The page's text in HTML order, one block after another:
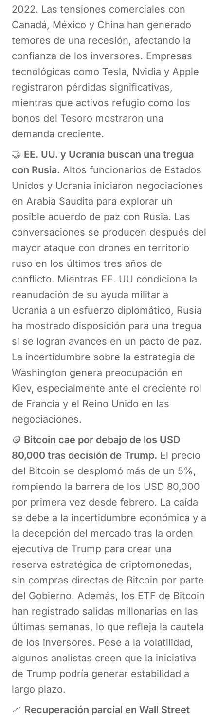
2022. Las tensiones comerciales con
Canadá, México y China han generado
temores de una recesión, afectando la
confianza de los inversores. Empresas
tecnológicas como Tesla, Nvidia y Apple
registraron pérdidas significativas,
mientras que activos refugio como los
bonos del Tesoro mostraron una
demanda creciente.
🤝 EE. UU. y Ucrania buscan una tregua
con Rusia. Altos funcionarios de Estados
Unidos y Ucrania iniciaron negociaciones
en Arabia Saudita para explorar un
posible acuerdo de paz con Rusia. Las
conversaciones se producen después del
mayor ataque con drones en territorio
ruso en los últimos tres años de
conflicto. Mientras EE. UU condiciona la
reanudación de su ayuda militar a
Ucrania a un esfuerzo diplomático, Rusia
ha mostrado disposición para una tregua
si se logran avances en un pacto de paz.
La incertidumbre sobre la estrategia de
Washington genera preocupación en
Kiev, especialmente ante el creciente rol
de Francia y el Reino Unido en las
negociaciones.
🪙 Bitcoin cae por debajo de los USD
80,000 tras decisión de Trump. El precio
del Bitcoin se desplomó más de un 5%,
rompiendo la barrera de los USD 80,000
por primera vez desde febrero. La caída
se debe a la incertidumbre económica y a
la decepción del mercado tras la orden
ejecutiva de Trump para crear una
reserva estratégica de criptomonedas,
sin compras directas de Bitcoin por parte
del Gobierno. Además, los ETF de Bitcoin
han registrado salidas millonarias en las
últimas semanas, lo que refleja la cautela
de los inversores. Pese a la volatilidad,
algunos analistas creen que la iniciativa
de Trump podría generar estabilidad a
largo plazo.
📈 Recuperación parcial en Wall Street